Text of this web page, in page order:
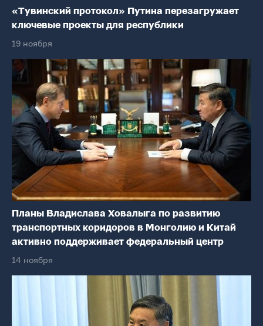
«Тувинский протокол» Путина перезагружает
ключевые проекты для республики
19 ноября
Планы Владислава Ховалыга по развитию
транспортных коридоров в Монголию и Китай
активно поддерживает федеральный центр
14 ноября